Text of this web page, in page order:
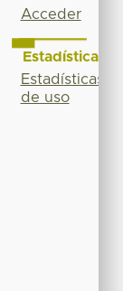
Acceder
Estadísticas
Estadísticas
de uso